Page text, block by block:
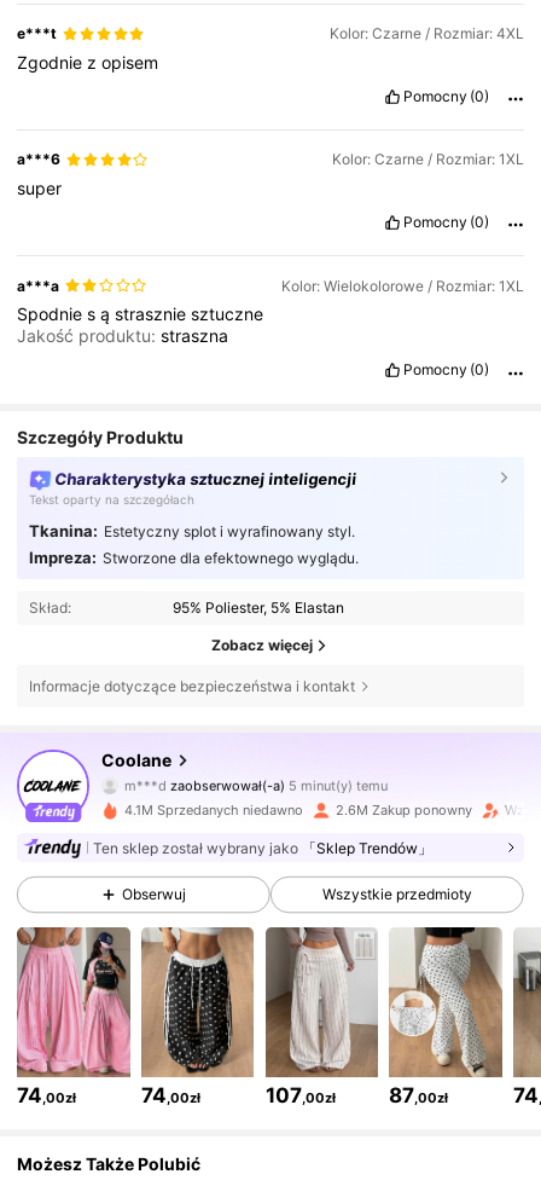
e***t Kolor: Czarne / Rozmiar: 4XL
Zgodnie zopisem
Pomocny (0)
a***6 Kolor: Czarne / Rozmiar: 1XL
super
Pomocny (0)
a***a Kolor: Wielokolorowe / Rozmiar: 1XL
Spodniesąstraszniesztuczne
Jakość produktu:straszna
Pomocny (0)
Szczegóły Produktu
Charakterystyka sztucznej inteligencji
Tekst oparty na szczegółach
Tkanina: Estetyczny splot i wyrafinowany styl.
Impreza: Stworzone dla efektownego wyglądu.
Skład: 95% Poliester, 5% Elastan
Zobacz więcej
Informacje dotyczące bezpieczeństwa i kontakt
Coolane
h***7przegląda
4,84
947K Obserwujący
4,84 947K Obserwujący
4,84 947K Obserwujący
4,84 947K Obserwujący
4.1M Sprzedanych niedawno 2.6M Zakup ponowny
Ten sklep został wybrany jako 「Sklep Trendów」
Obserwuj Wszystkie przedmioty
74,00zł 74,00zł 107,00zł 87,00zł 74
Możesz Także Polubić